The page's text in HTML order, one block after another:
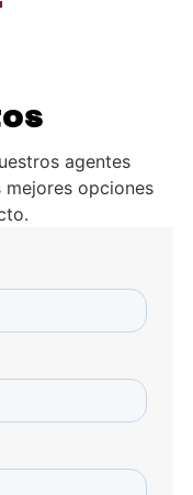
agentes
opciones